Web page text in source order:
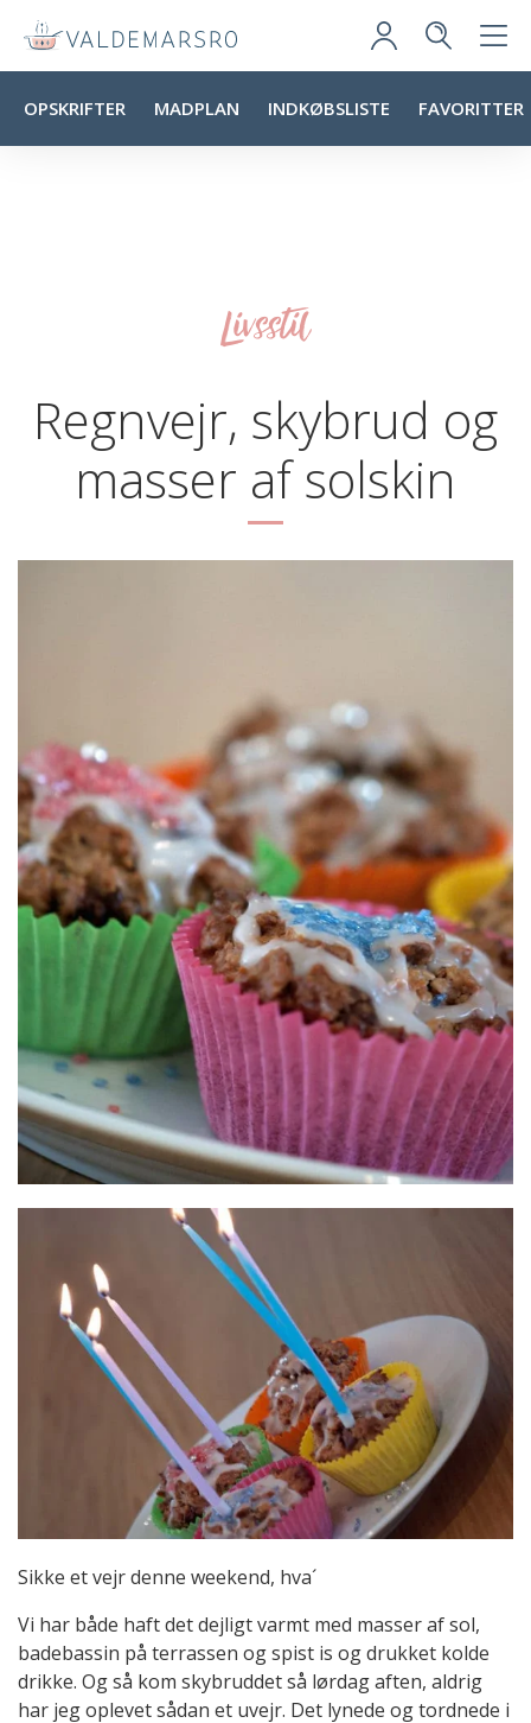
OPSKRIFTER MADPLAN INDKØBSLISTE FAVORITTER
Livsstil
Regnvejr, skybrud og
masser af solskin
Sikke et vejr denne weekend, hva´
Vi har både haft det dejligt varmt med masser af sol,
badebassin på terrassen og spist is og drukket kolde
drikke. Og så kom skybruddet så lørdag aften, aldrig
har jeg oplevet sådan et uvejr. Det lynede og tordnede i